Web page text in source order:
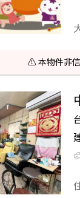
⚠️ 本物件非